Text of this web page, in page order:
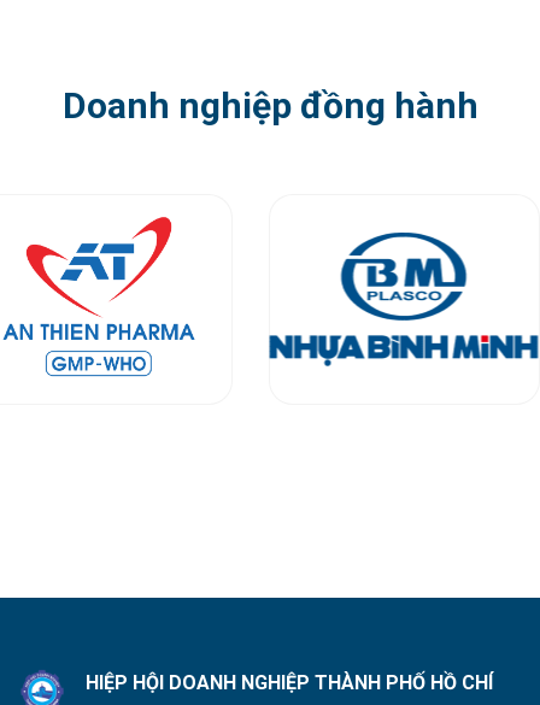
Doanh nghiệp đồng hành
HIỆP HỘI DOANH NGHIỆP THÀNH PHỐ HỒ CHÍ